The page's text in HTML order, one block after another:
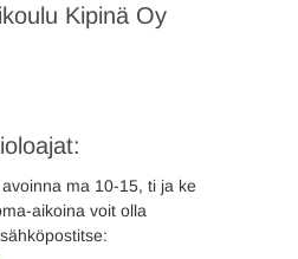
Kipinä Oy
ma 10-15, ti ja ke
aikoina voit olla